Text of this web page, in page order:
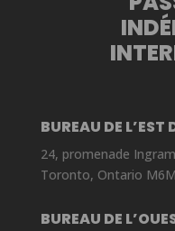
BUREAU DE
24, promenade
Toronto, Ontario
BUREAU DE